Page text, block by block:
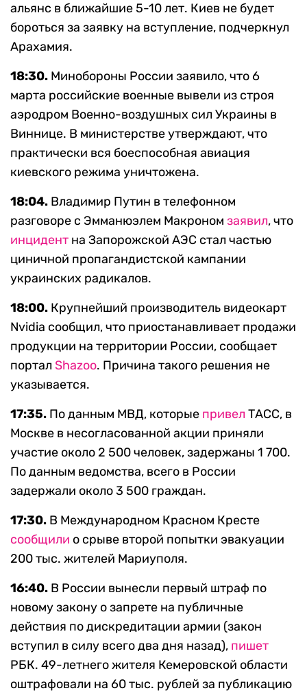
альянс в ближайшие 5-10 лет. Киев не будет
бороться за заявку на вступление, подчеркнул
Арахамия.
18:30. Минобороны России заявило, что 6
марта российские военные вывели из строя
аэродром Военно-воздушных сил Украины в
Виннице. В министерстве утверждают, что
практически вся боеспособная авиация
киевского режима уничтожена.
18:04. Владимир Путин в телефонном
разговоре с Эмманюэлем Макроном заявил, что
инцидент на Запорожской АЭС стал частью
циничной пропагандистской кампании
украинских радикалов.
18:00. Крупнейший производитель видеокарт
Nvidia сообщил, что приостанавливает продажи
продукции на территории России, сообщает
портал Shazoo. Причина такого решения не
указывается.
17:35. По данным МВД, которые привел ТАСС, в
Москве в несогласованной акции приняли
участие около 2 500 человек, задержаны 1 700.
По данным ведомства, всего в России
задержали около 3 500 граждан.
17:30. В Международном Красном Кресте
сообщили о срыве второй попытки эвакуации
200 тыс. жителей Мариуполя.
16:40. В России вынесли первый штраф по
новому закону о запрете на публичные
действия по дискредитации армии (закон
вступил в силу всего два дня назад), пишет
РБК. 49-летнего жителя Кемеровской области
оштрафовали на 60 тыс. рублей за публикацию